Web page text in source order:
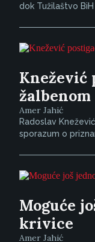
dok Tužilaštvo BiH
Knežević
Amer Jahić
Radoslav
sporazum o
Moguće
krivice
Amer Jahić